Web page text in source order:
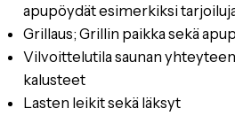
apupöydät esimerkiksi
Grillaus; Grillin paikka sekä
Vilvoittelutila saunan
kalusteet
Lasten leikit sekä läksyt